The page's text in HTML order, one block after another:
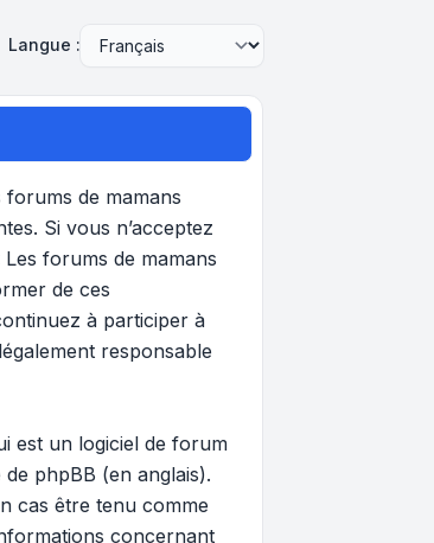
Langue :
de mamans
Si vous n’acceptez
forums de mamans
de ces
à participer à
responsable
est un logiciel de forum
de phpBB (en anglais).
cas être tenu comme
concernant